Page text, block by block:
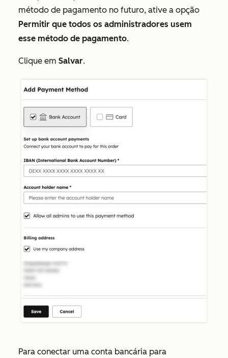
método de pagamento no futuro, ative a opção
Permitir que todos os administradores usem
esse método de pagamento.
Clique em Salvar.
Para conectar uma conta bancária para